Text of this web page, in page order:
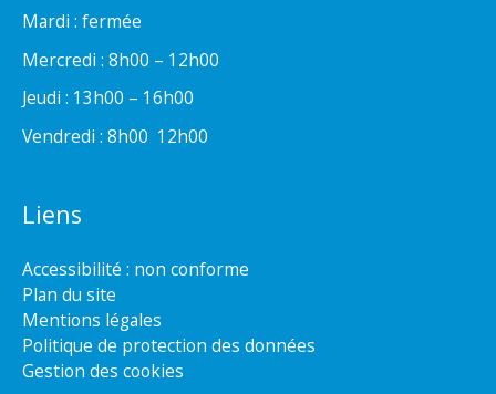
Mardi : fermée
Mercredi : 8h00 – 12h00
Jeudi : 13h00 – 16h00
Vendredi : 8h00  12h00
Liens
Accessibilité : non conforme
Plan du site
Mentions légales
Politique de protection des données
Gestion des cookies